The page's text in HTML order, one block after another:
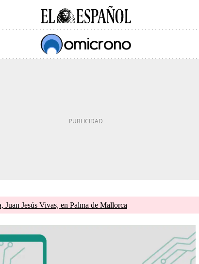
Jesús Vivas, en Palma de Mallorca